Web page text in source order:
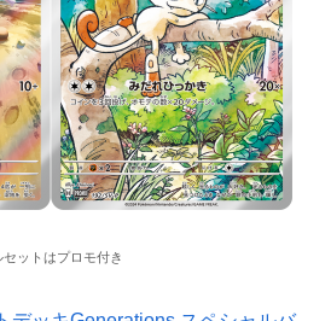
ットはプロモ付き